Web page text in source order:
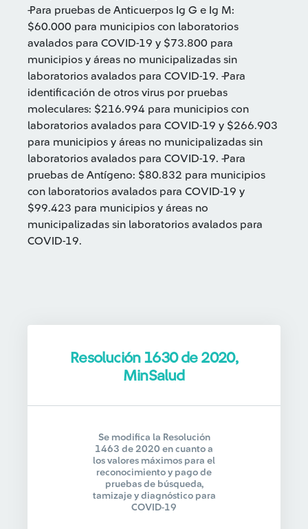
-Para pruebas de Anticuerpos Ig G e Ig M:
$60.000 para municipios con laboratorios
avalados para COVID-19 y $73.800 para
municipios y áreas no municipalizadas sin
laboratorios avalados para COVID-19. -Para
identificación de otros virus por pruebas
moleculares: $216.994 para municipios con
laboratorios avalados para COVID-19 y $266.903
para municipios y áreas no municipalizadas sin
laboratorios avalados para COVID-19. -Para
pruebas de Antígeno: $80.832 para municipios
con laboratorios avalados para COVID-19 y
$99.423 para municipios y áreas no
municipalizadas sin laboratorios avalados para
COVID-19.
Resolución 1630 de 2020,
MinSalud
Se modifica la Resolución
1463 de 2020 en cuanto a
los valores máximos para el
reconocimiento y pago de
pruebas de búsqueda,
tamizaje y diagnóstico para
COVID-19